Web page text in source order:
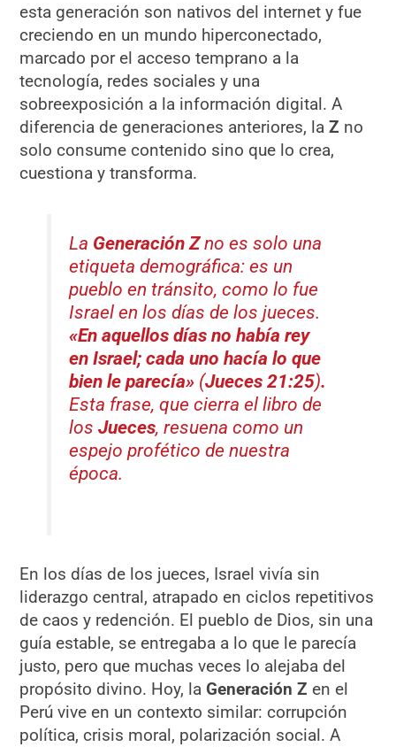
esta generación son nativos del internet y fue
creciendo en un mundo hiperconectado,
marcado por el acceso temprano a la
tecnología, redes sociales y una
sobreexposición a la información digital. A
diferencia de generaciones anteriores, laZ no
solo consume contenido sino que lo crea,
cuestiona y transforma.
La Generación Zno es solo una
etiqueta demográfica: es un
pueblo en tránsito, como lo fue
Israel en los días de los jueces.
«En aquellos días no había rey
en Israel; cada uno hacía lo que
bien le parecía» (Jueces 21:25).
Esta frase, que cierra el libro de
losJueces, resuena como un
espejo profético de nuestra
época.
En los días de los jueces, Israel vivía sin
liderazgo central, atrapado en ciclos repetitivos
de caos y redención. El pueblo de Dios, sin una
guía estable, se entregaba a lo que le parecía
justo, pero que muchas veces lo alejaba del
propósito divino. Hoy, la Generación Z en el
Perú vive en un contexto similar: corrupción
política, crisis moral, polarización social. A